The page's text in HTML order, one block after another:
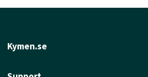
Kymen.se